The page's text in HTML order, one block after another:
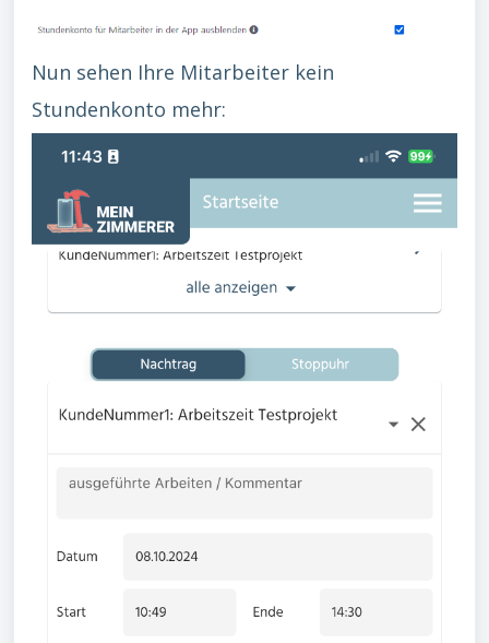
Nun sehen Ihre Mitarbeiter kein
Stundenkonto mehr: